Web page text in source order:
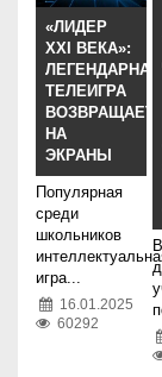
«ЛИДЕР
XXI ВЕКА»:
ЛЕГЕНДАРНАЯ
ТЕЛЕИГРА
НА
ЭКРАНЫ
Популярная
среди
школьников
игра...
16.01.2025
60292